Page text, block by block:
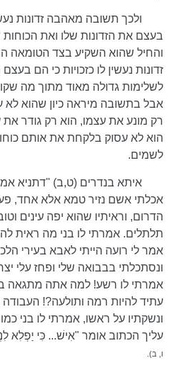
ולכך תשובה מאהבה זדונות
בעצם את הזדונות שלו ואת
והחיל שהוא השקיע בצד הטומאה
זדונות נעשין לו כזכויות כי הם
לשלימות גדולה מאוד מתוך מה
אבל בתשובה מיראה כיון שהוא לא
רק מונע את עצמו, הוא רק גודר את
הוא לא עסוק בלקחת את אותם
לשמים.
איתא בנדרים (ט,ב) "דתניא
אכלתי אשם נזיר טמא אלא אחד,
הדרום, וראיתיו שהוא יפה עינים וטוב
תלתלים. אמרתי לו בני מה ראית
אמר לי רועה הייתי לאבא בעירי
ונסתכלתי בבבואה שלי ופחז עלי
אמרתי לו רשע! למה אתה מתגאה
עתיד להיות רמה ותולעה?!
ונשקתיו על ראשו, אמרתי לו בני
עליך הכתוב אומר "אִישׁ... כִּי יַפְלִא
ו, ב).